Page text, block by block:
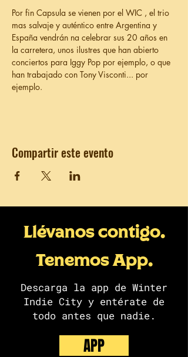
Por fin Capsula se vienen por el WIC , el trio
mas salvaje y auténtico entre Argentina y
España vendrán na celebrar sus 20 años en
la carretera, unos ilustres que han abierto
conciertos para Iggy Pop por ejemplo, o que
han trabajado con Tony Visconti... por
ejemplo.
Compartir este evento
Llévanos contigo.
Tenemos App.
Descarga la app de Winter
Indie City y entérate de
todo antes que nadie.
APP